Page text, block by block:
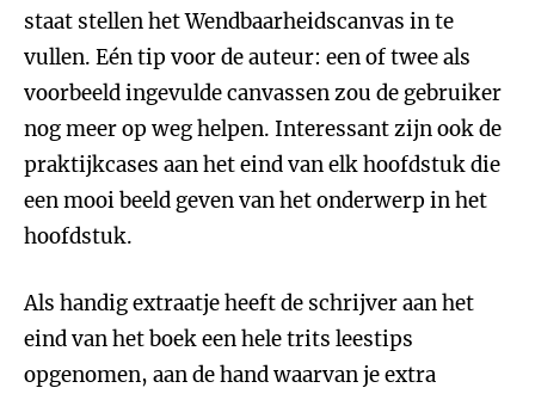
staat stellen het Wendbaarheidscanvas in te
vullen. Eén tip voor de auteur: een of twee als
voorbeeld ingevulde canvassen zou de gebruiker
nog meer op weg helpen. Interessant zijn ook de
praktijkcases aan het eind van elk hoofdstuk die
een mooi beeld geven van het onderwerp in het
hoofdstuk.
Als handig extraatje heeft de schrijver aan het
eind van het boek een hele trits leestips
opgenomen, aan de hand waarvan je extra